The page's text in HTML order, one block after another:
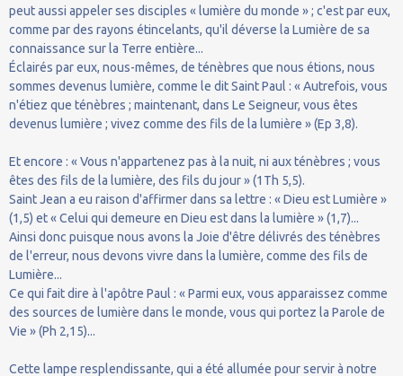
peut aussi appeler ses disciples « lumière du monde » ; c'est par eux,
comme par des rayons étincelants, qu'il déverse la Lumière de sa
connaissance sur la Terre entière...
Éclairés par eux, nous-mêmes, de ténèbres que nous étions, nous
sommes devenus lumière, comme le dit Saint Paul : « Autrefois, vous
n'étiez que ténèbres ; maintenant, dans Le Seigneur, vous êtes
devenus lumière ; vivez comme des fils de la lumière » (Ep 3,8).
Et encore : « Vous n'appartenez pas à la nuit, ni aux ténèbres ; vous
êtes des fils de la lumière, des fils du jour » (1Th 5,5).
Saint Jean a eu raison d'affirmer dans sa lettre : « Dieu est Lumière »
(1,5) et « Celui qui demeure en Dieu est dans la lumière » (1,7)...
Ainsi donc puisque nous avons la Joie d'être délivrés des ténèbres
de l'erreur, nous devons vivre dans la lumière, comme des fils de
Lumière...
Ce qui fait dire à l'apôtre Paul : « Parmi eux, vous apparaissez comme
des sources de lumière dans le monde, vous qui portez la Parole de
Vie » (Ph 2,15)...
Cette lampe resplendissante, qui a été allumée pour servir à notre